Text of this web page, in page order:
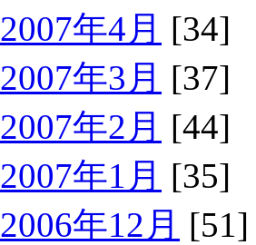
2007年4月 [34]
2007年3月 [37]
2007年2月 [44]
2007年1月 [35]
2006年12月 [51]